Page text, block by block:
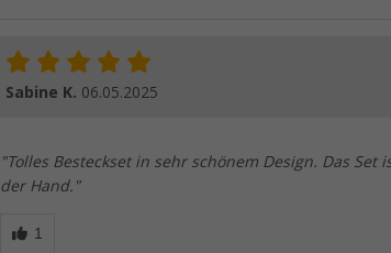
Sabine K. 06.05.2025
"Tolles Besteckset in sehr schönem Design. Das
der Hand."